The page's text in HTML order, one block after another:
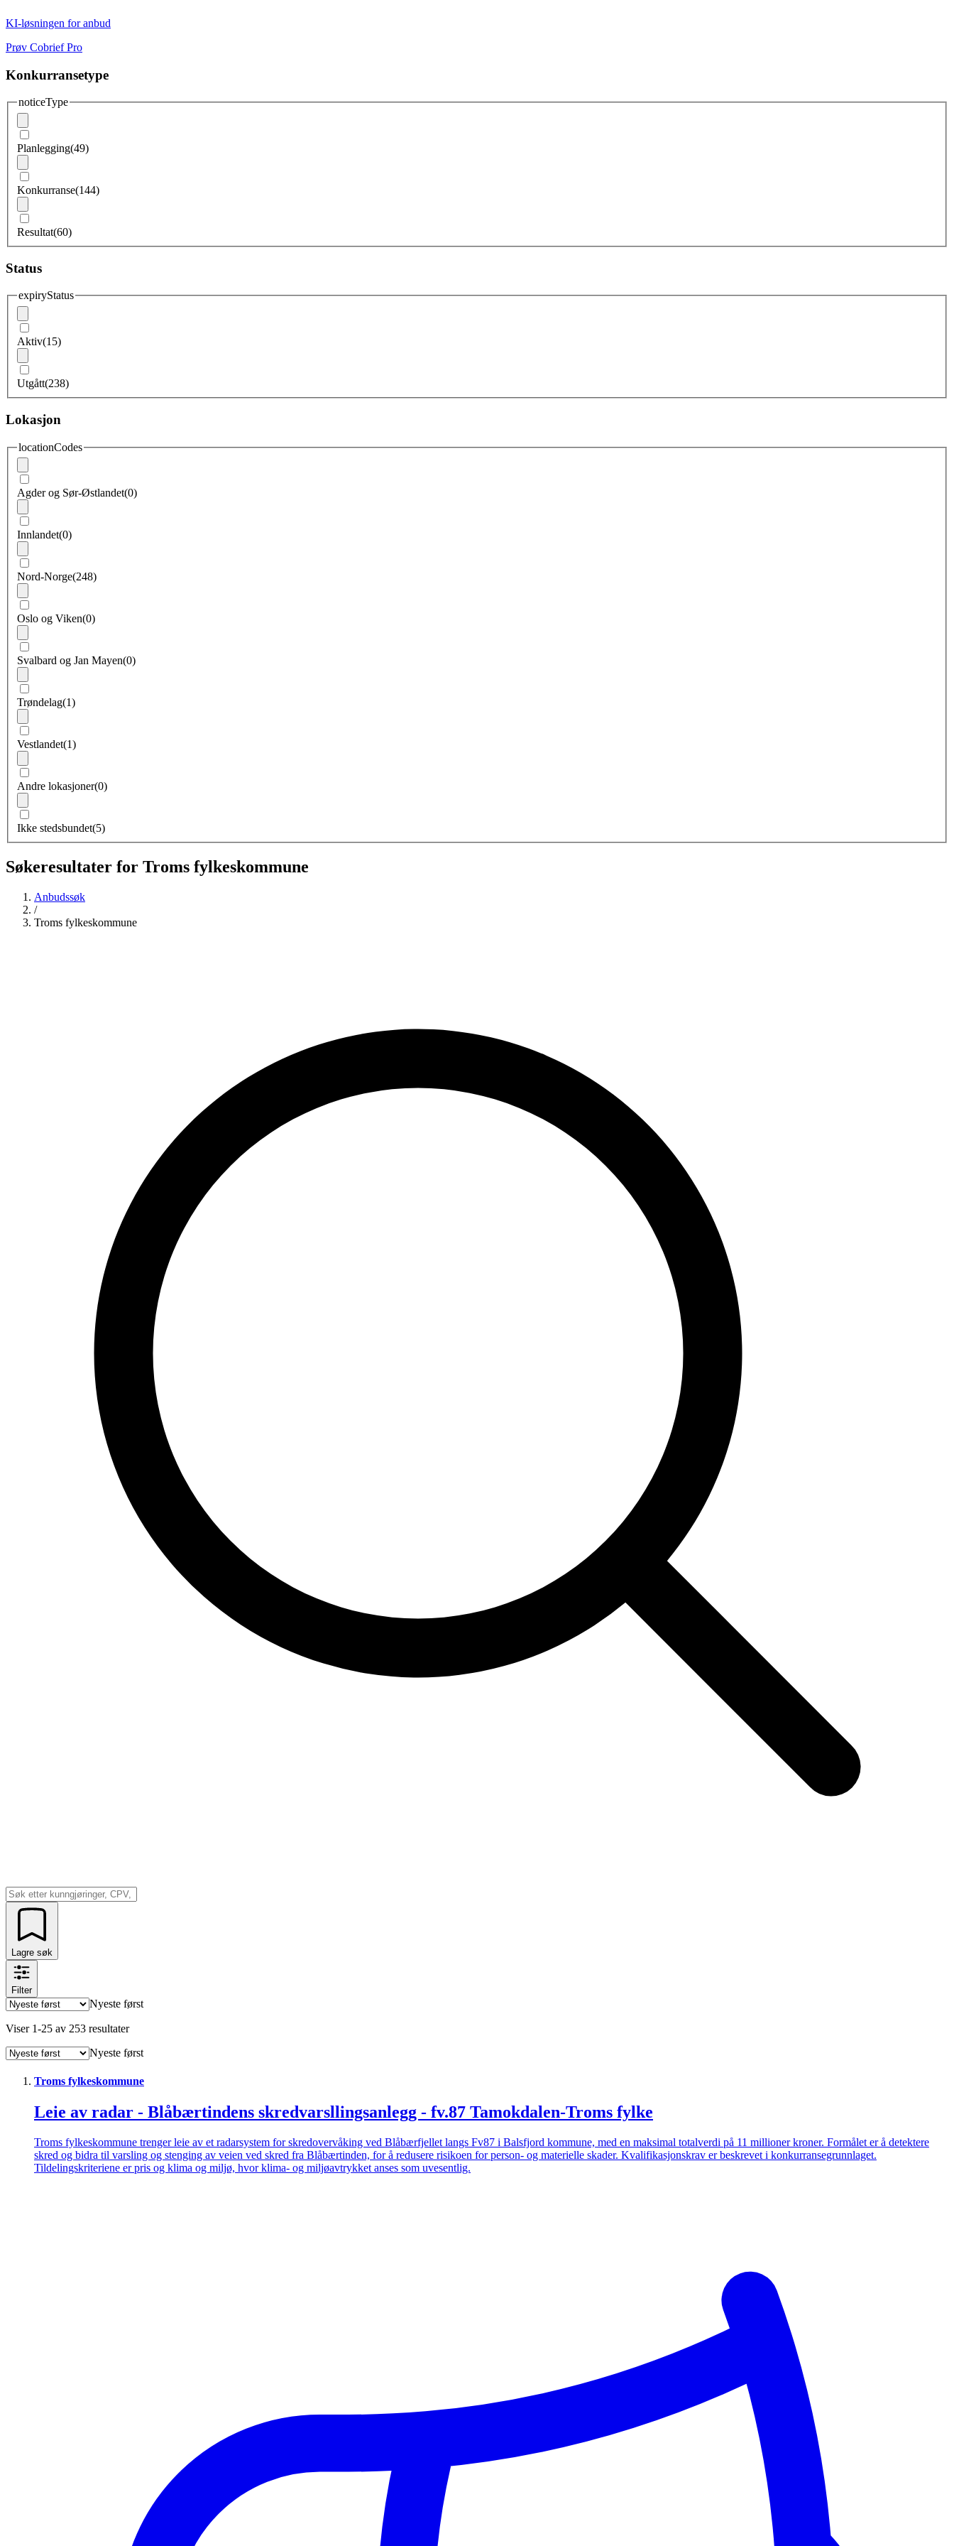
KI-løsningen for anbud
Prøv Cobrief Pro
Konkurransetype
noticeType
Planlegging(49)
Konkurranse(144)
Resultat(60)
Status
expiryStatus
Aktiv(15)
Utgått(238)
Lokasjon
locationCodes
Agder og Sør-Østlandet(0)
Innlandet(0)
Nord-Norge(248)
Oslo og Viken(0)
Svalbard og Jan Mayen(0)
Trøndelag(1)
Vestlandet(1)
Andre lokasjoner(0)
Ikke stedsbundet(5)
Søkeresultater for Troms fylkeskommune
Anbudssøk
/
Troms fylkeskommune
Lagre søk
Filter
Nyeste først
Viser 1-25 av 253 resultater
Nyeste først
Troms fylkeskommune
Leie av radar - Blåbærtindens skredvarsllingsanlegg - fv.87 Tamokdalen-Troms fylke
Troms fylkeskommune trenger leie av et radarsystem for skredovervåking ved Blåbærfjellet langs Fv87 i Balsfjord kommune, med en maksimal totalverdi på 11 millioner kroner. Formålet er å detektere
skred og bidra til varsling og stenging av veien ved skred fra Blåbærtinden, for å redusere risikoen for person- og materielle skader. Kvalifikasjonskrav er beskrevet i konkurransegrunnlaget.
Tildelingskriteriene er pris og klima og miljø, hvor klima- og miljøavtrykket anses som uvesentlig.